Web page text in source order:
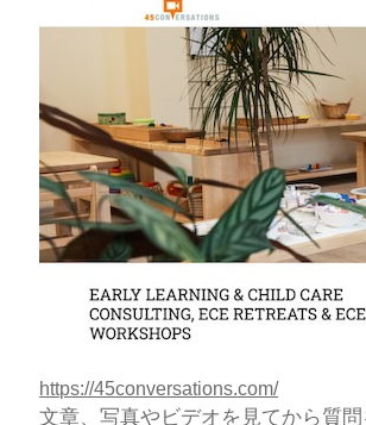
https://45conversations.com/
文章、写真やビデオを見てから質問